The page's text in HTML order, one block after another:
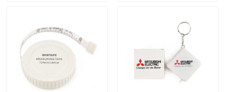
Laser-Maß-Band
Personifizierter nähender Maßband